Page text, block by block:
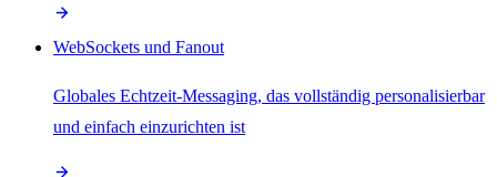
WebSockets und Fanout
Globales Echtzeit-Messaging, das vollständig personalisierbar
und einfach einzurichten ist